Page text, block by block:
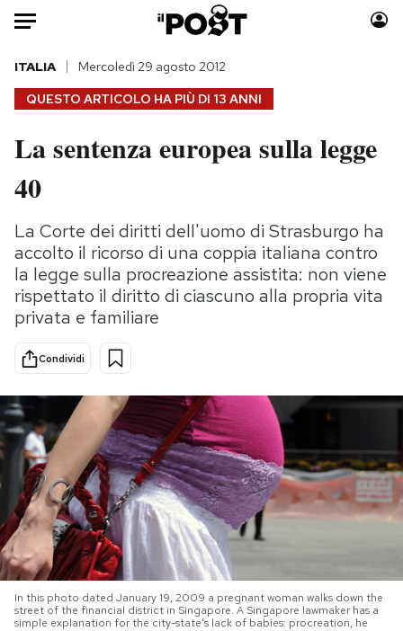
Auto
HOME
Italia
Tecnologia
Internet
Scienza
Cultura
Sport
Moda
Storie/Idee
Ok Boomer!
Media
Europa
PODCAST
NEWSLETTER
I MIEI PREFERITI
SHOP
QUESTO ARTICOLO HA PIÙ DI 13 ANNI
ITALIA Mercoledì 29 agosto 2012
La sentenza europea sulla legge
40
La Corte dei diritti dell'uomo di Strasburgo ha
accolto il ricorso di una coppia italiana contro
la legge sulla procreazione assistita: non viene
rispettato il diritto di ciascuno alla propria vita
privata e familiare
Condividi
In this photo dated January 19, 2009 a pregnant woman walks down the
street of the financial district in Singapore. A Singapore lawmaker has a
simple explanation for the city-state's lack of babies: procreation, he